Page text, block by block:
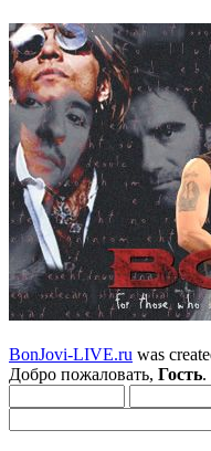
BonJovi-LIVE.ru was
Добро пожаловать, Гость.